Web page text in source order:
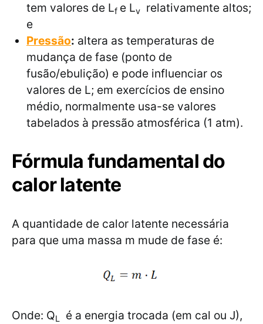
tem valores de Lf e Lv
​ relativamente altos;
e
Pressão: altera as temperaturas de
mudança de fase (ponto de
fusão/ebulição) e pode influenciar os
valores de L; em exercícios de ensino
médio, normalmente usa-se valores
tabelados à pressão atmosférica (1 atm).
Fórmula fundamental do
calor latente
A quantidade de calor latente necessária
para que uma massa m mude de fase é:
Onde: QL
​ é a energia trocada (em cal ou J),